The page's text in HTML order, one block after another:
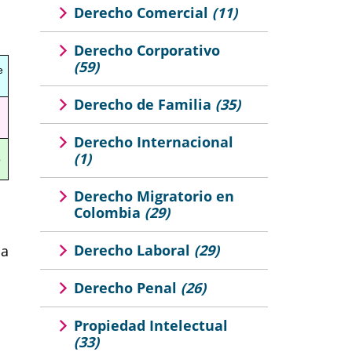
Derecho Comercial (11)
Derecho Corporativo
(59)
Derecho de Familia (35)
Derecho Internacional
(1)
Derecho Migratorio en
Colombia (29)
Derecho Laboral (29)
Derecho Penal (26)
Propiedad Intelectual
(33)